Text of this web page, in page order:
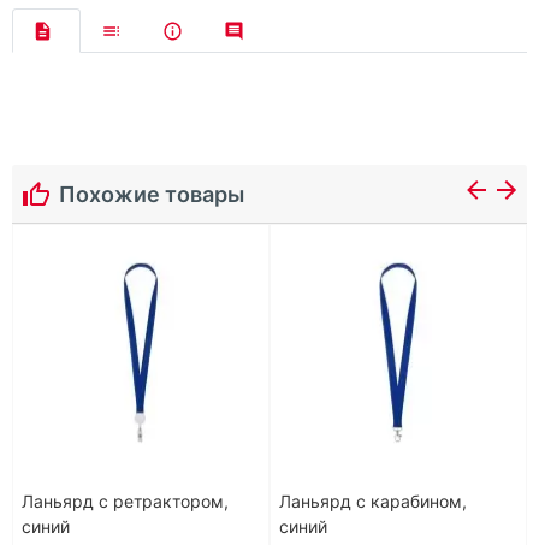
Похожие товары
Ланьярд с ретрактором,
синий
Ланьярд с карабином,
синий